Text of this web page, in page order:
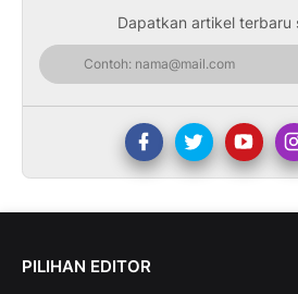
Dapatkan artikel terbaru
PILIHAN EDITOR